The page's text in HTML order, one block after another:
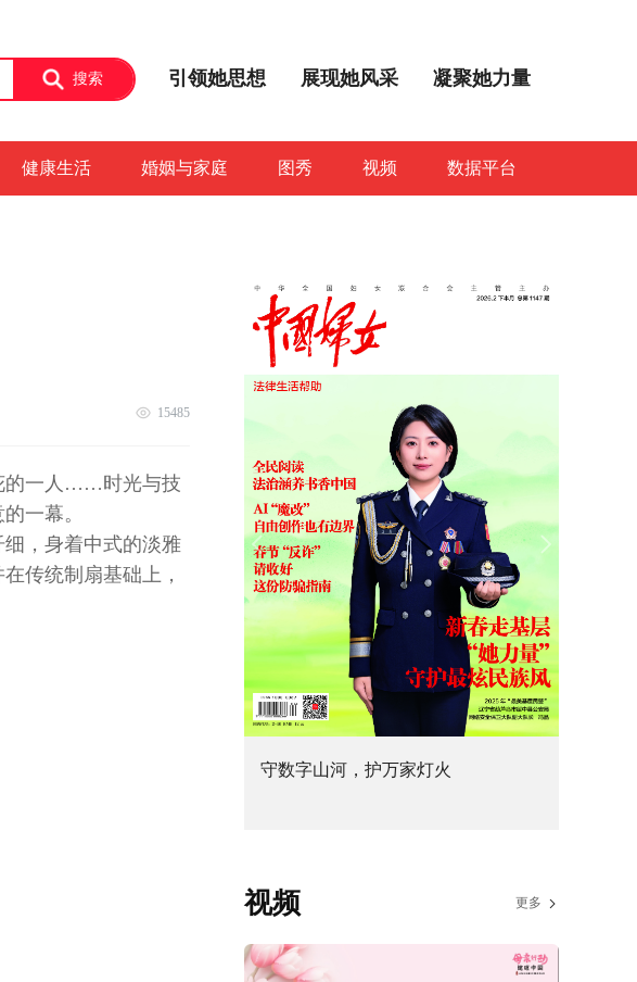
搜索 引领她思想 展现她风采 凝聚她力量
健康生活 婚姻与家庭 图秀 视频 数据平台
15485
的一人……时光与技
一幕。
，身着中式的淡雅
传统制扇基础上，
国宝里的中国年
视频 更多